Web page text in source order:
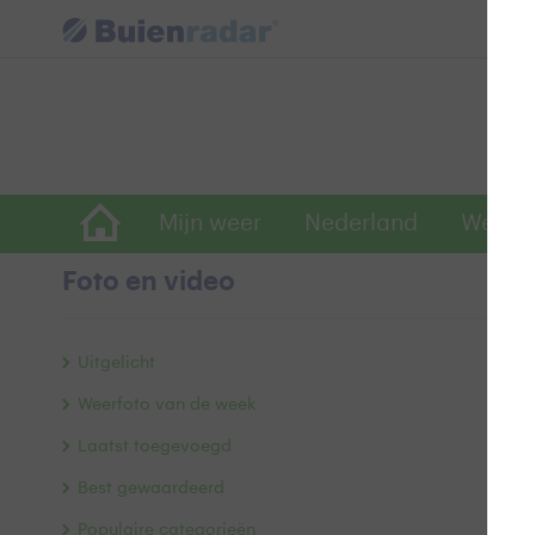
Mijn weer Nederland
Foto en video
Uitgelicht
Weerfoto van de week
Laatst toegevoegd
Best gewaardeerd
Populaire categorieën